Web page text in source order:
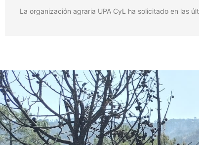
La organización agraria UPA CyL ha solicitado en las